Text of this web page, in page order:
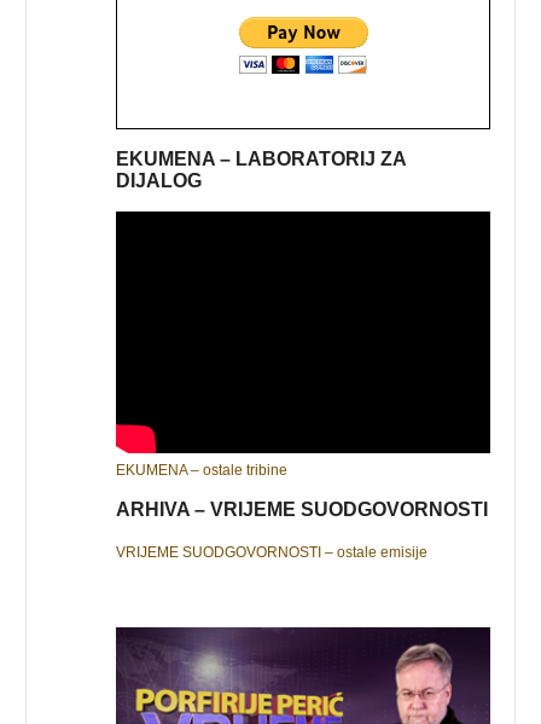
EKUMENA – LABORATORIJ ZA
DIJALOG
EKUMENA – ostale tribine
ARHIVA – VRIJEME SUODGOVORNOSTI
VRIJEME SUODGOVORNOSTI – ostale emisije